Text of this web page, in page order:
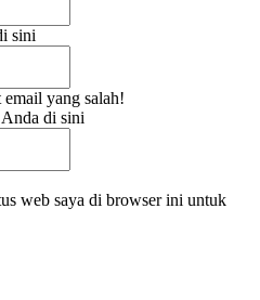
sini
yang salah!
di sini
web saya di browser ini untuk